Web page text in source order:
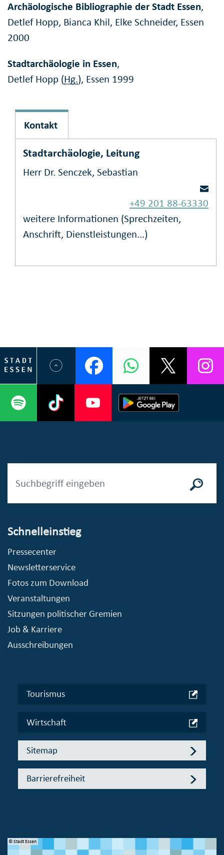
Archäologische Bibliographie der Stadt Essen,
Detlef Hopp, Bianca Khil, Elke Schneider, Essen
2000
Stadtarchäologie in Essen,
Detlef Hopp (Hg.), Essen 1999
Kontakt
Stadtarchäologie, Leitung
Herr Dr. Senczek, Sebastian
+49 201 88-63330
weitere Informationen (Sprechzeiten,
Anschrift, Dienstleistungen...)
Schnelleinstieg
Pressecenter
Newsletterservice
Fotos zum Download
Veranstaltungen
Sitzungen politischer Gremien
Job & Karriere
Ausschreibungen
Tourismus
Wirtschaft
Sitemap
Barrierefreiheit
© Stadt Essen